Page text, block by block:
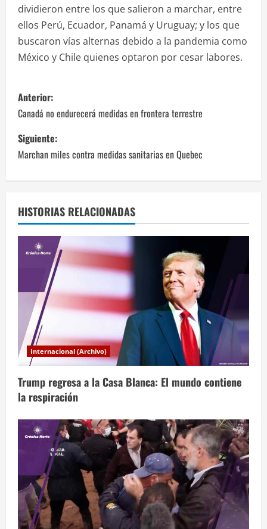
dividieron entre los que salieron a marchar, entre
ellos Perú, Ecuador, Panamá y Uruguay; y los que
buscaron vías alternas debido a la pandemia como
México y Chile quienes optaron por cesar labores.
N
a
v
e
a
c
ó
d
e
e
n
a
d
Anterior:
Canadá no endurecerá medidas en frontera terrestre
Siguiente:
Marchan miles contra medidas sanitarias en Quebec
HISTORIAS RELACIONADAS
Internacional (Archivo)
Trump regresa a la Casa Blanca: El mundo contiene
la respiración